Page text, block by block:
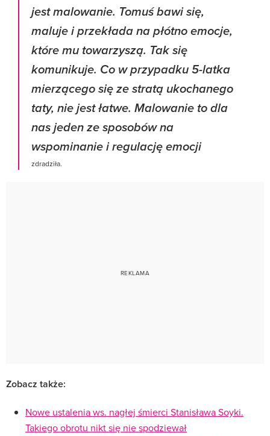
jest malowanie. Tomuś bawi się,
maluje i przekłada na płótno emocje,
które mu towarzyszą. Tak się
komunikuje. Co w przypadku 5-latka
mierzącego się ze stratą ukochanego
taty, nie jest łatwe. Malowanie to dla
nas jeden ze sposobów na
wspominanie i regulację emocji
zdradziła.
Zobacz także:
Nowe ustalenia ws. nagłej śmierci Stanisława Soyki.
Takiego obrotu nikt się nie spodziewał